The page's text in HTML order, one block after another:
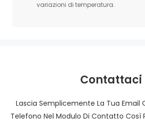
variazioni di temperatura.
Contattaci
Lascia Semplicemente La Tua Email
Telefono Nel Modulo Di Contatto Così